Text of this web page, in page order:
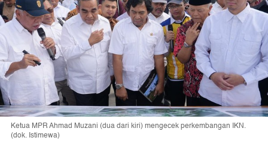
Ketua MPR Ahmad Muzani (dua dari kiri) mengecek perkembangan IKN.
(dok. Istimewa)